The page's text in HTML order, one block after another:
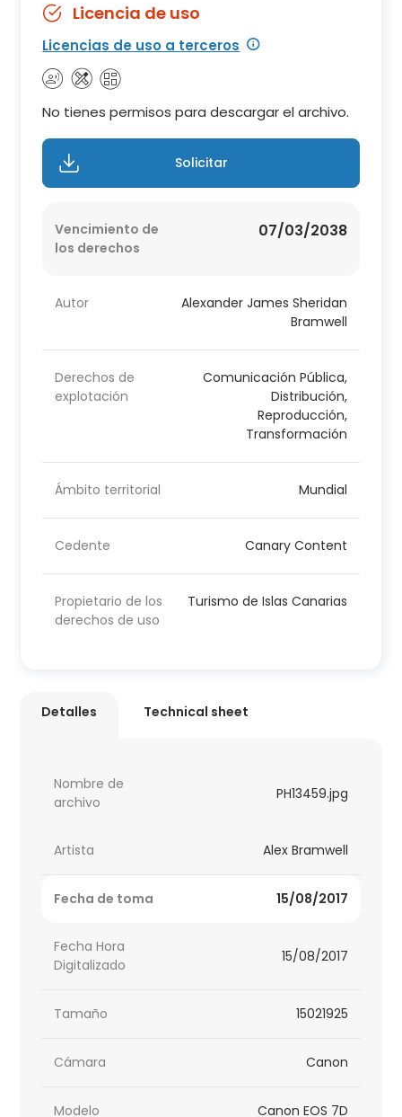
Licencia de uso
Licencias de uso a terceros
No tienes permisos para descargar el archivo.
Solicitar
Vencimiento de
los derechos
07/03/2038
Autor
Alexander James Sheridan
Bramwell
Derechos de
explotación
Comunicación Pública,
Distribución,
Reproducción,
Transformación
Ámbito territorial Mundial
Cedente Canary Content
Propietario de los
derechos de uso
Turismo de Islas Canarias
Detalles Technical sheet
Nombre de
archivo
PH13459.jpg
Artista Alex Bramwell
Fecha de toma 15/08/2017
Fecha Hora
Digitalizado
15/08/2017
Tamaño 15021925
Cámara Canon
Modelo Canon EOS 7D